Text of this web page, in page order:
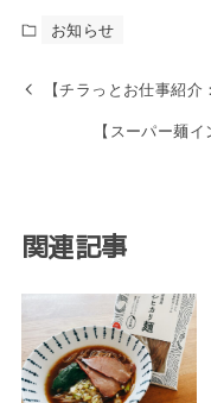
お知らせ
【チラっとお仕事紹介
【スーパー麺
関連記事